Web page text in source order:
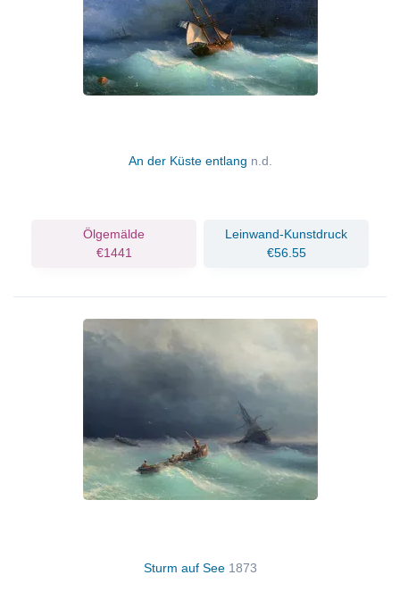
An der Küste entlang n.d.
Ölgemälde
€1441
Leinwand-Kunstdruck
€56.55
Sturm auf See 1873